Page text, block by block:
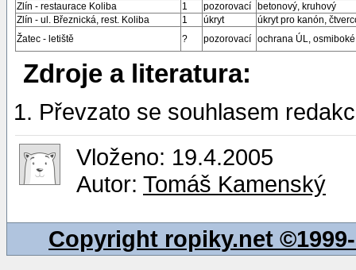
Zlín - restaurace Koliba
1 pozorovací
betonový, kruhový
Zlín - ul. Březnická, rest. Koliba
1 úkryt
úkryt pro kanón,
Žatec - letiště
? pozorovací ochrana ÚL,
Zdroje a literatura:
Převzato se souhlasem
Vloženo: 19.4.2005
Autor: Tomáš Kamenský
Copyright ropiky.net